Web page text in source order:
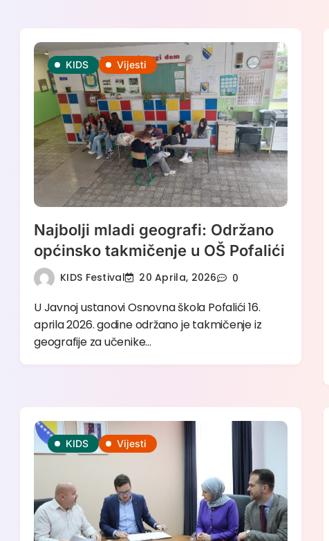
KIDS Vijesti
Najbolji mladi geografi: Održano
općinsko takmičenje u OŠ Pofalići
KIDS Festival 20 Aprila, 2026 0
U Javnoj ustanovi Osnovna škola Pofalići 16.
aprila 2026. godine održano je takmičenje iz
geografije za učenike…
KIDS Vijesti